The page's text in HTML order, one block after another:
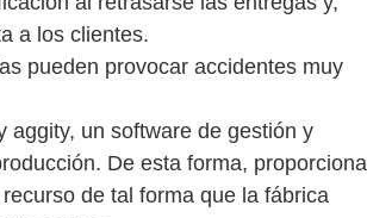
a los clientes.
pueden provocar accidentes muy
aggity, un software de gestión y
De esta forma, proporciona
de tal forma que la fábrica